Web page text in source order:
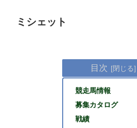
ミシェット
目次
競走馬情報
募集カタログ
戦績